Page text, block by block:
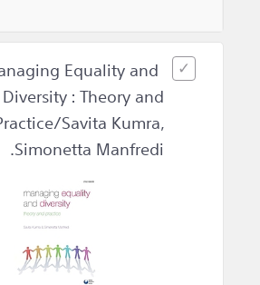
Equality and
Diversity : Theory and
Savita Kumra,
Simonetta Manfredi.